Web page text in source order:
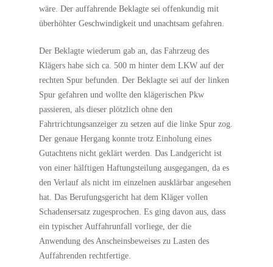
wäre. Der auffahrende Beklagte sei offenkundig mit
überhöhter Geschwindigkeit und unachtsam gefahren.
Der Beklagte wiederum gab an, das Fahrzeug des
Klägers habe sich ca. 500 m hinter dem LKW auf der
rechten Spur befunden. Der Beklagte sei auf der linken
Spur gefahren und wollte den klägerischen Pkw
passieren, als dieser plötzlich ohne den
Fahrtrichtungsanzeiger zu setzen auf die linke Spur zog.
Der genaue Hergang konnte trotz Einholung eines
Gutachtens nicht geklärt werden. Das Landgericht ist
von einer hälftigen Haftungsteilung ausgegangen, da es
den Verlauf als nicht im einzelnen ausklärbar angesehen
hat. Das Berufungsgericht hat dem Kläger vollen
Schadensersatz zugesprochen. Es ging davon aus, dass
ein typischer Auffahrunfall vorliege, der die
Anwendung des Anscheinsbeweises zu Lasten des
Auffahrenden rechtfertige.